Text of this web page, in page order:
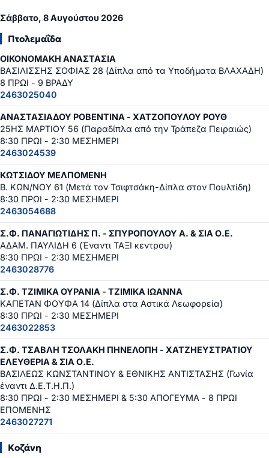
Σάββατο, 8 Αυγούστου 2026
Πτολεμαΐδα
ΟΙΚΟΝΟΜΑΚΗ ΑΝΑΣΤΑΣΙΑ
ΒΑΣΙΛΙΣΣΗΣ ΣΟΦΙΑΣ 28 (Δίπλα από τα Υποδήματα ΒΛΑΧΑΔΗ)
8 ΠΡΩΙ - 9 ΒΡΑΔΥ
2463025040
ΑΝΑΣΤΑΣΙΑΔΟΥ ΡΟΒΕΝΤΙΝΑ - ΧΑΤΖΟΠΟΥΛΟΥ ΡΟΥΘ
25ΗΣ ΜΑΡΤΙΟΥ 56 (Παραδίπλα από την Τράπεζα Πειραιώς)
8:30 ΠΡΩΙ - 2:30 ΜΕΣΗΜΕΡΙ
2463024539
ΚΩΤΣΙΔΟΥ ΜΕΛΠΟΜΕΝΗ
Β. ΚΩΝ/ΝΟΥ 61 (Μετά τον Τσιφτσάκη-Δίπλα στον Πουλτίδη)
8:30 ΠΡΩΙ - 2:30 ΜΕΣΗΜΕΡΙ
2463054688
Σ.Φ. ΠΑΝΑΓΙΩΤΙΔΗΣ Π. - ΣΠΥΡΟΠΟΥΛΟΥ Α. & ΣΙΑ Ο.Ε.
ΑΔΑΜ. ΠΑΥΛΙΔΗ 6 (Έναντι ΤΑΞΙ κεντρου)
8:30 ΠΡΩΙ - 2:30 ΜΕΣΗΜΕΡΙ
2463028776
Σ.Φ. ΤΖΙΜΙΚΑ ΟΥΡΑΝΙΑ - ΤΖΙΜΙΚΑ ΙΩΑΝΝΑ
ΚΑΠΕΤΑΝ ΦΟΥΦΑ 14 (Δίπλα στα Αστικά Λεωφορεία)
8:30 ΠΡΩΙ - 2:30 ΜΕΣΗΜΕΡΙ
2463022853
Σ.Φ. ΤΣΑΒΛΗ ΤΣΟΛΑΚΗ ΠΗΝΕΛΟΠΗ - ΧΑΤΖΗΕΥΣΤΡΑΤΙΟΥ
ΕΛΕΥΘΕΡΙΑ & ΣΙΑ Ο.Ε.
ΒΑΣΙΛΕΩΣ ΚΩΝΣΤΑΝΤΙΝΟΥ & ΕΘΝΙΚΗΣ ΑΝΤΙΣΤΑΣΗΣ (Γωνία
έναντι Δ.Ε.Τ.Η.Π.)
8:30 ΠΡΩΙ - 2:30 ΜΕΣΗΜΕΡΙ & 5:30 ΑΠΟΓΕΥΜΑ - 8 ΠΡΩΙ
ΕΠΟΜΕΝΗΣ
2463027271
Κοζάνη